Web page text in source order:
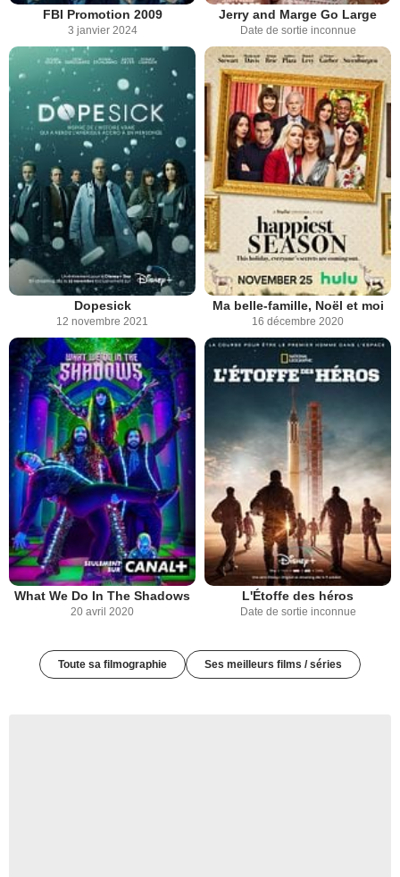
FBI Promotion 2009
3 janvier 2024
Jerry and Marge Go Large
Date de sortie inconnue
Dopesick
12 novembre 2021
Ma belle-famille, Noël et moi
16 décembre 2020
What We Do In The Shadows
20 avril 2020
L'Étoffe des héros
Date de sortie inconnue
Toute sa filmographie Ses meilleurs films / séries